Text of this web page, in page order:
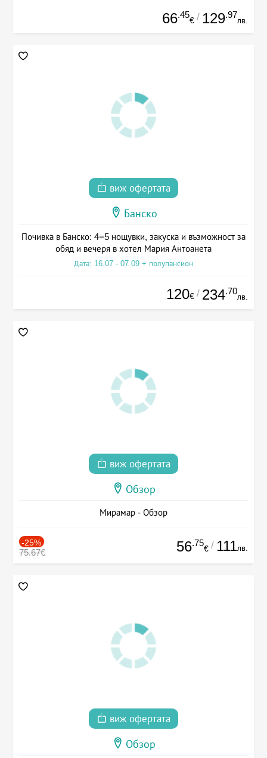
66.45
€ / 129.97
лв.
виж офертата
Банско
Почивка в Банско: 4=5 нощувки, закуска и възможност за
обяд и вечеря в хотел Мария Антоанета
Дата: 16.07 - 07.09 + полупансион
120€ / 234.70
лв.
виж офертата
Обзор
Мирамар - Обзор
-25%
75.67€ 56.75
€ / 111лв.
виж офертата
Обзор